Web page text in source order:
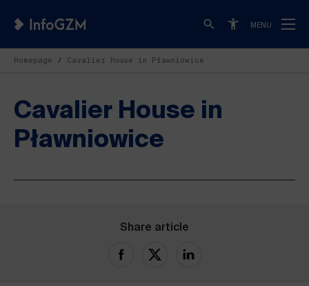
MENU
Homepage Cavalier House in Pławniowice
Cavalier House in
Pławniowice
Share article